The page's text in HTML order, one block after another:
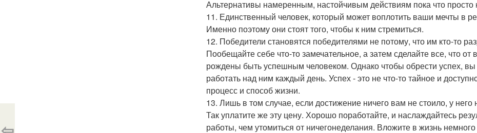
Альтернативы намеренным, настойчивым действиям пока что просто
11. Единственный человек, который может воплотить ваши мечты в
Именно поэтому они стоят того, чтобы к ним стремиться.
12. Победители становятся победителями не потому, что им кто-то
Пообещайте себе что-то замечательное, а затем сделайте все, что
рождены быть успешным человеком. Однако чтобы обрести успех,
работать над ним каждый день. Успех - это не что-то тайное и
процесс и способ жизни.
13. Лишь в том случае, если достижение ничего вам не стоило, у него
Так уплатите же эту цену. Хорошо поработайте, и наслаждайтесь
работы, чем утомиться от ничегонеделания. Вложите в жизнь